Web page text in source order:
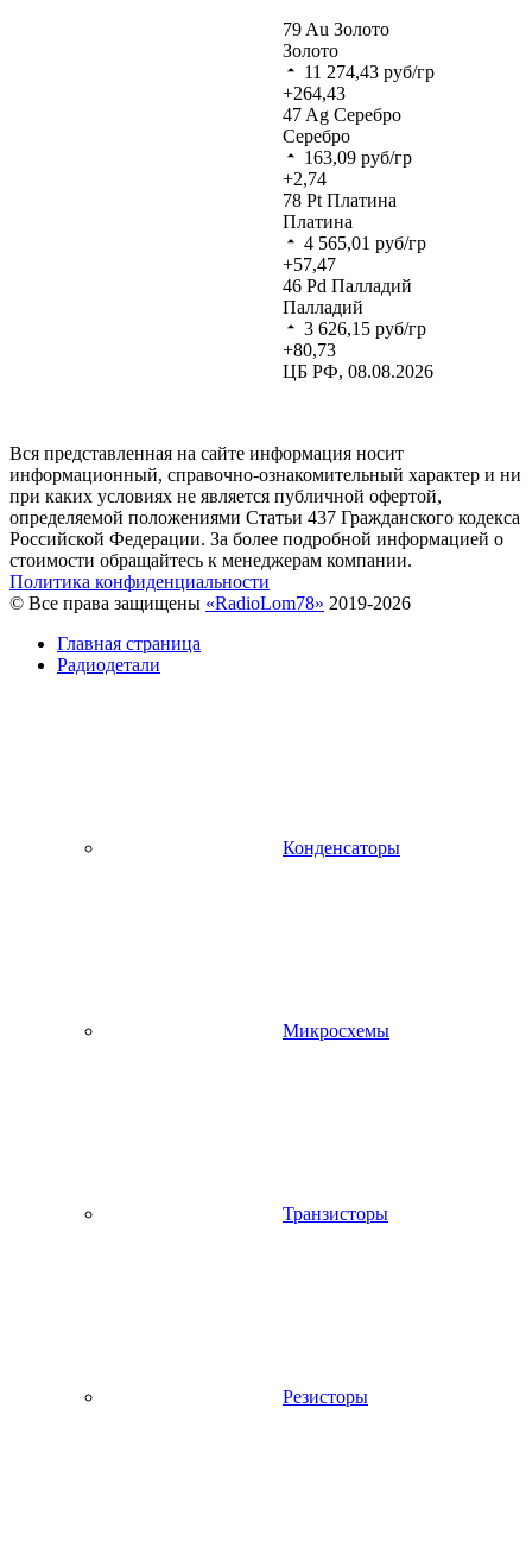
79 Au Золото
Золото
11 274,43 руб/гр
+264,43
47 Ag Серебро
Серебро
163,09 руб/гр
+2,74
78 Pt Платина
Платина
4 565,01 руб/гр
+57,47
46 Pd Палладий
Палладий
3 626,15 руб/гр
+80,73
ЦБ РФ, 08.08.2026
Вся представленная на сайте информация носит
информационный, справочно-ознакомительный характер и ни
при каких условиях не является публичной офертой,
определяемой положениями Статьи 437 Гражданского кодекса
Российской Федерации. За более подробной информацией о
стоимости обращайтесь к менеджерам компании.
Политика конфиденциальности
© Все права защищены «RadioLom78» 2019-2026
Главная страница
Радиодетали
Конденсаторы
Микросхемы
Транзисторы
Резисторы